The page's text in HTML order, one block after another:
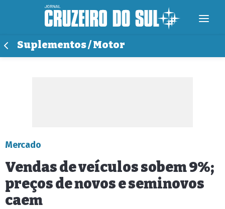
Suplementos / Motor
Mercado
Vendas de veículos sobem 9%;
preços de novos e seminovos
caem